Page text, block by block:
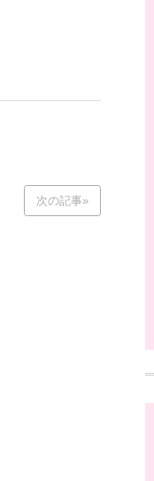
次の記事»